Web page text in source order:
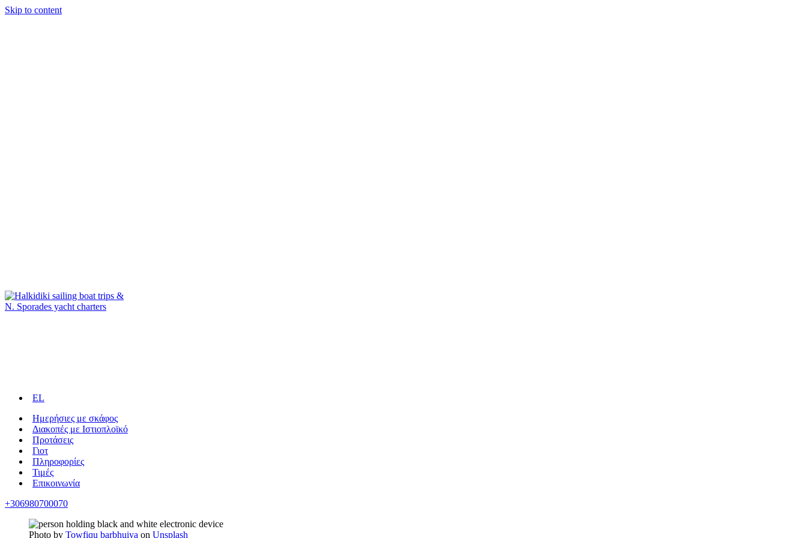
Skip to content
EL
Ημερήσιες με σκάφος
Διακοπές με Ιστιοπλοϊκό
Προτάσεις
Γιοτ
Πληροφορίες
Τιμές
Επικοινωνία
+306980700070
Photo by Towfiqu barbhuiya on Unsplash